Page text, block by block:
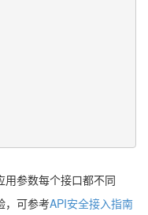
用参数每个接口都不同
，可参考API安全接入指南